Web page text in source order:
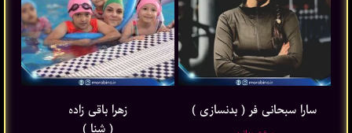
سارا سبحانی فر ( بدنسازی )
زهرا باقی ‌زاده
( شنا )